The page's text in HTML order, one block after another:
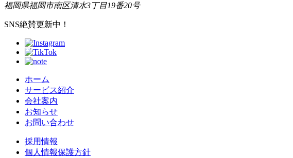
福岡県福岡市南区清水3丁目19番20号
SNS絶賛更新中！
ホーム
サービス紹介
会社案内
お知らせ
お問い合わせ
採用情報
個人情報保護方針